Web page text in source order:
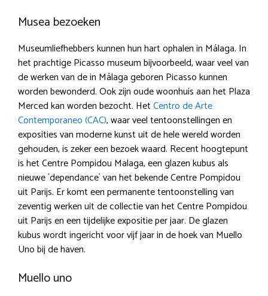
Musea bezoeken
Museumliefhebbers kunnen hun hart ophalen in Málaga. In
het prachtige Picasso museum bijvoorbeeld, waar veel van
de werken van de in Málaga geboren Picasso kunnen
worden bewonderd. Ook zijn oude woonhuis aan het Plaza
Merced kan worden bezocht. HetCentro de Arte
Contemporaneo (CAC), waar veel tentoonstellingen en
exposities van moderne kunst uit de hele wereld worden
gehouden, is zeker een bezoek waard. Recent hoogtepunt
is het Centre Pompidou Malaga, een glazen kubus als
nieuwe ´dependance´ van het bekende Centre Pompidou
uit Parijs. Er komt een permanente tentoonstelling van
zeventig werken uit de collectie van het Centre Pompidou
uit Parijs en een tijdelijke expositie per jaar. De glazen
kubus wordt ingericht voor vijf jaar in de hoek van Muello
Uno bij de haven.
Muello uno